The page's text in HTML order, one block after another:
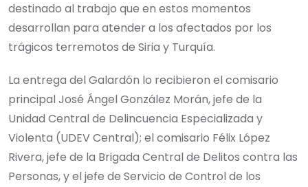
destinado al trabajo que en estos momentos
desarrollan para atender a los afectados por los
trágicos terremotos de Siria y Turquía.
La entrega del Galardón lo recibieron el comisario
principal José Ángel González Morán, jefe de la
Unidad Central de Delincuencia Especializada y
Violenta (UDEV Central); el comisario Félix López
Rivera, jefe de la Brigada Central de Delitos contra las
Personas, y el jefe de Servicio de Control de los